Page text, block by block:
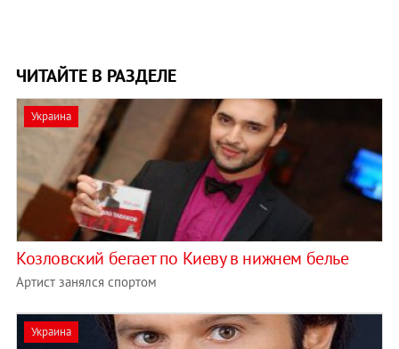
ЧИТАЙТЕ В РАЗДЕЛЕ
Украина
Козловский бегает по Киеву в нижнем белье
Артист занялся спортом
Украина